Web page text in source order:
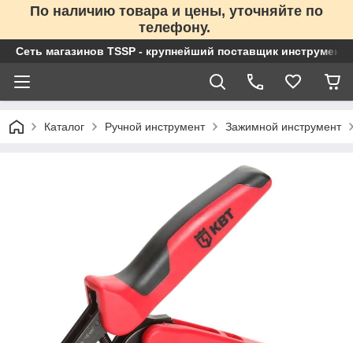
По наличию товара и цены, уточняйте по
телефону.
Сеть магазинов TSSP - крупнейший поставщик
Каталог Ручной инструмент Зажимной инструмент